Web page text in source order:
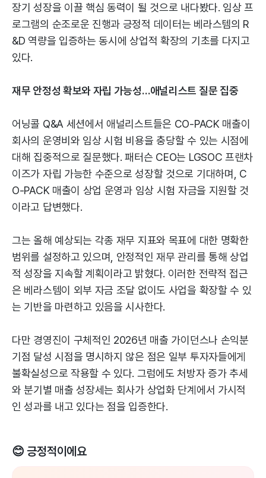
장기 성장을 이끌 핵심 동력이 될 것으로 내다봤다. 임상 프
로그램의 순조로운 진행과 긍정적 데이터는 베라스템의 R
&D 역량을 입증하는 동시에 상업적 확장의 기초를 다지고
있다.
재무 안정성 확보와 자립 가능성…애널리스트 질문 집중
어닝콜 Q&A 세션에서 애널리스트들은 CO-PACK 매출이
회사의 운영비와 임상 시험 비용을 충당할 수 있는 시점에
대해 집중적으로 질문했다. 패터슨 CEO는 LGSOC 프랜차
이즈가 자립 가능한 수준으로 성장할 것으로 기대하며, C
O-PACK 매출이 상업 운영과 임상 시험 자금을 지원할 것
이라고 답변했다.
그는 올해 예상되는 각종 재무 지표와 목표에 대한 명확한
범위를 설정하고 있으며, 안정적인 재무 관리를 통해 상업
적 성장을 지속할 계획이라고 밝혔다. 이러한 전략적 접근
은 베라스템이 외부 자금 조달 없이도 사업을 확장할 수 있
는 기반을 마련하고 있음을 시사한다.
다만 경영진이 구체적인 2026년 매출 가이던스나 손익분
기점 달성 시점을 명시하지 않은 점은 일부 투자자들에게
불확실성으로 작용할 수 있다. 그럼에도 처방자 증가 추세
와 분기별 매출 성장세는 회사가 상업화 단계에서 가시적
인 성과를 내고 있다는 점을 입증한다.
😊 긍정적이에요